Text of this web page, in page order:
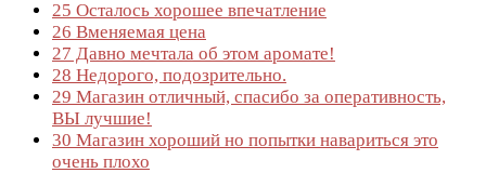
25 Осталось хорошее впечатление
26 Вменяемая цена
27 Давно мечтала об этом аромате!
28 Недорого, подозрительно.
29 Магазин отличный, спасибо за оперативность,
ВЫ лучшие!
30 Магазин хороший но попытки навариться это
очень плохо